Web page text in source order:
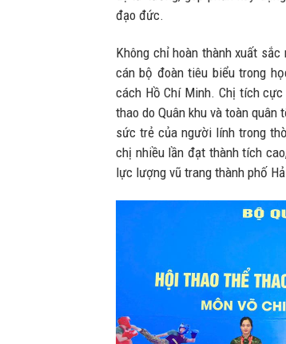
đạo đức.
Không chỉ hoàn thành xuất
cán bộ đoàn tiêu biểu trong
cách Hồ Chí Minh. Chị tích
thao do Quân khu và toàn
sức trẻ của người lính trong
chị nhiều lần đạt thành tích
lực lượng vũ trang thành phố